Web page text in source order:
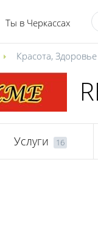
Ты в Черкассах
Красота, Здоровье
Услуги 16